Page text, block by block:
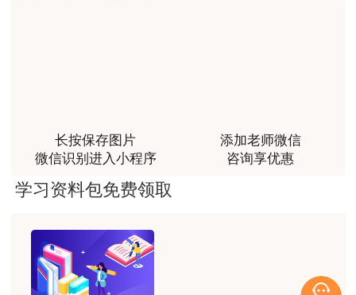
跟着老师学习理解的特别快，比自己学习容易多了
用户m0****66
贾老师讲的很有水平，这次考过全靠他了
用户m0****68
贾老师一如既往的稳
用户m1****68
长按保存图片
微信识别进入小程序
添加老师微信
咨询享优惠
学习资料包免费领取